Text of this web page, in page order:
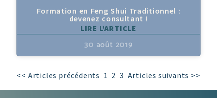
Formation en Feng Shui Traditionnel :
devenez consultant !
LIRE L'ARTICLE
30 août 2019
<< Articles précédents 1 2 3 Articles suivants >>